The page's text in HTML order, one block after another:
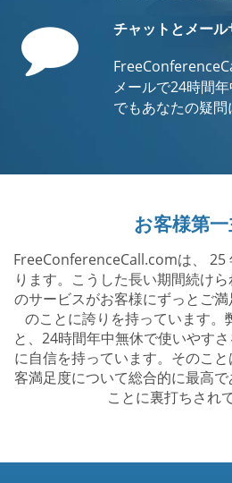
Comment
チャットとメー
メールで24時間
でもあなたの疑問
お客様第
FreeConferenceCall.comは、 25
ります。こうした長い期間続け
のサービスがお客様にずっとご
のことに誇りを持っています。
と、24時間年中無休で使いやす
に自信を持っています。そのこ
客満足度について総合的に最高
ことに裏打ちされ